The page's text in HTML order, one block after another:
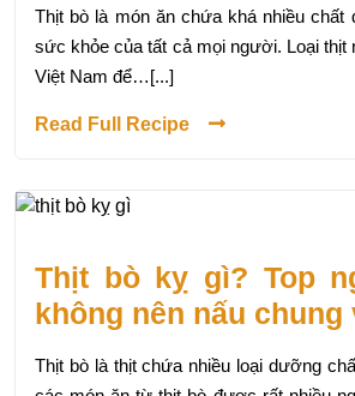
Thịt bò là món ăn chứa khá nhiều chất
sức khỏe của tất cả mọi người. Loại thịt
Việt Nam để…[...]
Read Full Recipe
Thịt bò kỵ gì? Top
không nên nấu
Thịt bò là thịt chứa nhiều loại dưỡng